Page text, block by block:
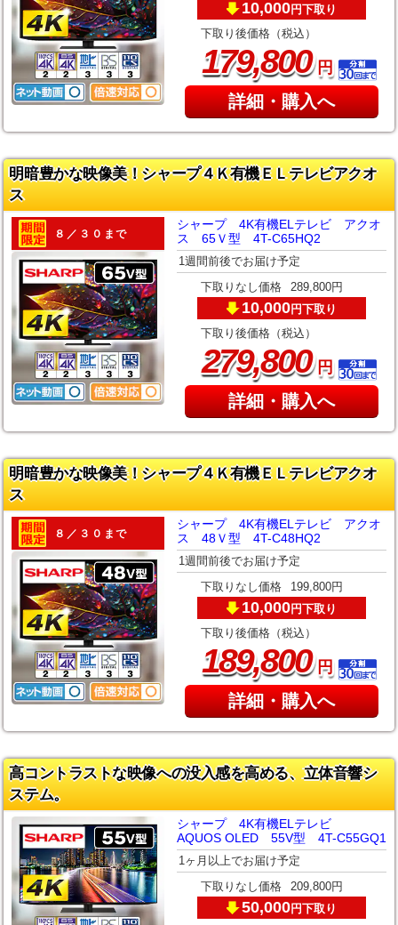
10,000円下取り
下取り後価格（税込）
179,800円
詳細・購入へ
明暗豊かな映像美！シャープ４Ｋ有機ＥＬテレビアクオ
ス
８／３０まで
シャープ 4K有機ELテレビ アクオ
ス 65Ｖ型 4T-C65HQ2
1週間前後でお届け予定
下取りなし価格 289,800円
10,000円下取り
下取り後価格（税込）
279,800円
詳細・購入へ
明暗豊かな映像美！シャープ４Ｋ有機ＥＬテレビアクオ
ス
８／３０まで
シャープ 4K有機ELテレビ アクオ
ス 48Ｖ型 4T-C48HQ2
1週間前後でお届け予定
下取りなし価格 199,800円
10,000円下取り
下取り後価格（税込）
189,800円
詳細・購入へ
高コントラストな映像への没入感を高める、立体音響シ
ステム。
シャープ 4K有機ELテレビ
AQUOS OLED 55V型 4T-C55GQ1
1ヶ月以上でお届け予定
下取りなし価格 209,800円
50,000円下取り